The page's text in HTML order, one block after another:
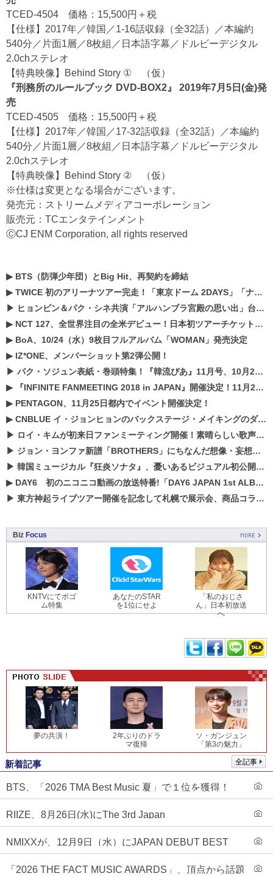
TCED-4504 価格：15,500円＋税
【仕様】2017年／韓国／1-16話収録（全32話）／本編約
540分／片面1層／8枚組／日本語字幕／ドルビーデジタル
2.0chステレオ
【特典映像】Behind Story ① （仮）
『刑務所のルールブック DVD-BOX2』 2019年7月5日(金)発
売
TCED-4505 価格：15,500円＋税
【仕様】2017年／韓国／17-32話収録（全32話）／本編約
540分／片面1層／8枚組／日本語字幕／ドルビーデジタル
2.0chステレオ
【特典映像】Behind Story ② （仮）
※仕様は変更となる場合がございます。
発売元：ストリームメディアコーポレーション
販売元：TCエンタテインメント
ⒸCJ ENM Corporation, all rights reserved
▶ BTS（防弾少年団）とBig Hit、再契約を締結
▶TWICE 初のアリーナツアー完走！「東京ドーム 2DAYS」「ナゴヤドーム1DAY」「京セラドーム1DAY」2019年ドームツアー開催決定！！
▶ ヒョンビン＆パク・シネ共演「アルハンブラ宮殿の思い出」台本読み現場を公開
▶ NCT 127、全世界注目の全米デビュー！日本初ツアーチケットが早くもプレミア化！？
▶ BoA、10/24（水）9枚目フルアルバム「WOMAN」発売決定
▶ IZ*ONE、メンバーショット第2弾公開！
▶ パク・ソジュン表紙・巻頭特集！『韓流ぴあ』11月号、10月22日（月）発売！
▶
『INFINITE FANMEETING 2018 in JAPAN』開催決定！11月21、22日にパシフィコ横浜にて実施
▶ PENTAGON、11月25日都内でイベント開催決定！
▶CNBLUE イ・ジョンヒョンのバックステージ・メイキングのダイジェスト映像が公開！
▶ ロイ・キムが初来日ファンミーティング開催！素晴らしい歌声に癒される贅沢な時間
▶ ジョン・ヨンファ新譜「BROTHERS」にちなんだ想像・妄想企画がスタート！
▶ 韓国ミュージカル『狂炎ソナタ』、憂いある​ビジュアル初公開!! 主役リョウク、SHIN、KENらのコメントが到着！
▶ DAY6 初のニコニコ動画の放送特番!「DAY6 JAPAN 1st ALBUM「UNLOCK」発売記念 ライブ@ニコ生」を配信決定!
▶ 東方神起ライブツアー開催を記念して札幌で展示会、商品コラボが実現！！
Biz Focus
KNTVにてボゴ
ム特集
あなたのSTAR
を1位にせよ
「私のおじさ
ん」日本初放送
へ
夢の共演！
2年ぶりのドラ
マ復帰
ソ・ガンジュン
「第3の魅力」
全記事
新着記事
BTS、「2026 TMA Best Music 夏」で１位を獲得！
RIIZE、8月26日(水)にThe 3rd Japan
NMIXXが、12月9日（水）にJAPAN DEBUT BEST
「2026 THE FACT MUSIC AWARDS」、頂点から話題